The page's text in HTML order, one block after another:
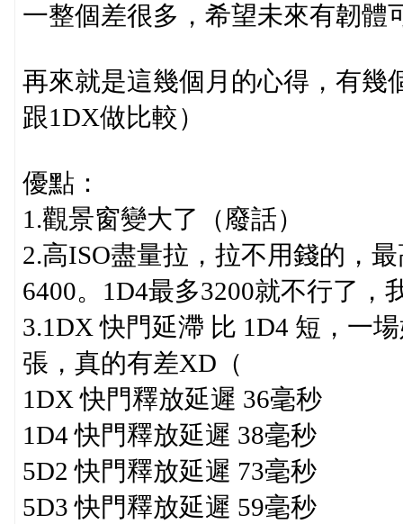
一整個差很多，希望未來有韌體
再來就是這幾個月的心得，有幾
跟1DX做比較）
優點：
1.觀景窗變大了（廢話）
2.高ISO盡量拉，拉不用錢的，
6400。1D4最多3200就不行了，
3.1DX 快門延滯 比 1D4 短，一
張，真的有差XD（
1DX 快門釋放延遲 36毫秒
1D4 快門釋放延遲 38毫秒
5D2 快門釋放延遲 73毫秒
5D3 快門釋放延遲 59毫秒